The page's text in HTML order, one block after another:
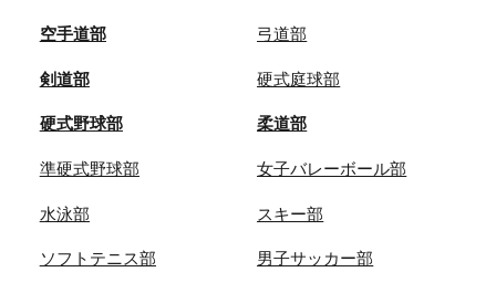
空手道部 弓道部
剣道部 硬式庭球部
硬式野球部 柔道部
準硬式野球部 女子バレーボール部
水泳部 スキー部
ソフトテニス部 男子サッカー部